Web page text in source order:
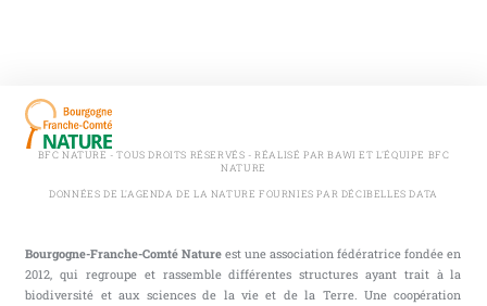
BFC NATURE - TOUS DROITS RÉSERVÉS - RÉALISÉ PAR BAWI ET L'ÉQUIPE BFC
NATURE
DONNÉES DE L'AGENDA DE LA NATURE FOURNIES PAR DÉCIBELLES DATA
Bourgogne-Franche-Comté Nature est une association fédératrice fondée en
2012, qui regroupe et rassemble différentes structures ayant trait à la
biodiversité et aux sciences de la vie et de la Terre. Une coopération